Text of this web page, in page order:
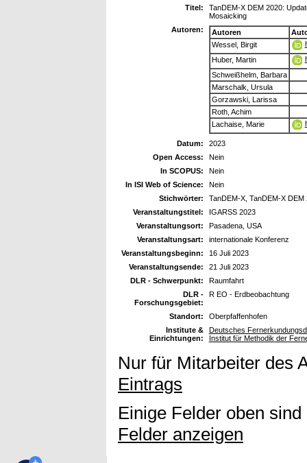
Titel:
TanDEM-X DEM 2020:
Mosaicking
Autoren:
Autoren
Wessel, Birgit
Huber, Martin
Schweißhelm, Barbara
Marschalk, Ursula
Gorzawski, Larissa
Roth, Achim
Lachaise, Marie
Datum:
2023
Open Access:
Nein
In SCOPUS:
Nein
In ISI Web of Science:
Nein
Stichwörter:
TanDEM-X, TanDEM-X
Veranstaltungstitel:
IGARSS 2023
Veranstaltungsort:
Pasadena, USA
Veranstaltungsart:
internationale Konferenz
Veranstaltungsbeginn:
16 Juli 2023
Veranstaltungsende:
21 Juli 2023
DLR - Schwerpunkt:
Raumfahrt
DLR -
Forschungsgebiet:
R EO - Erdbeobachtung
Standort:
Oberpfaffenhofen
Institute &
Einrichtungen:
Deutsches
Institut für Methodik der
Nur für Mitarbeiter des
Eintrags
Einige Felder oben
Felder anzeigen